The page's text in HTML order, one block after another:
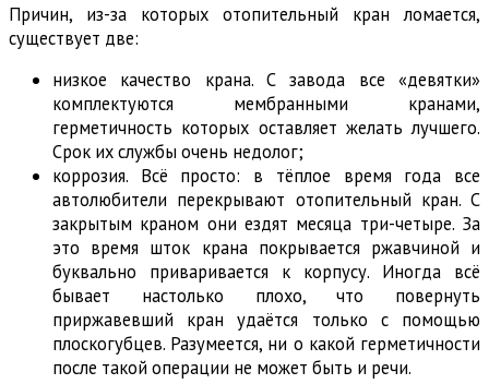
Причин, из-за которых отопительный кран ломается,
существует две:
низкое качество крана. С завода все «девятки»
комплектуются мембранными кранами,
герметичность которых оставляет желать лучшего.
Срок их службы очень недолог;
коррозия. Всё просто: в тёплое время года все
автолюбители перекрывают отопительный кран. С
закрытым краном они ездят месяца три-четыре. За
это время шток крана покрывается ржавчиной и
буквально приваривается к корпусу. Иногда всё
бывает настолько плохо, что повернуть
приржавевший кран удаётся только с помощью
плоскогубцев. Разумеется, ни о какой герметичности
после такой операции не может быть и речи.